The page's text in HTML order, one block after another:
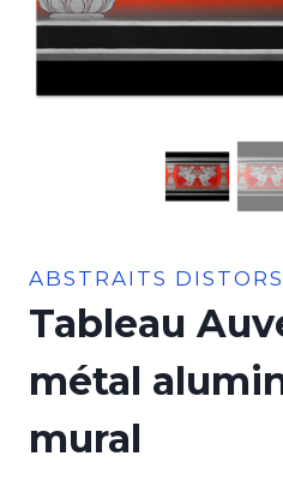
ABSTRAITS
Tableau
métal
mural